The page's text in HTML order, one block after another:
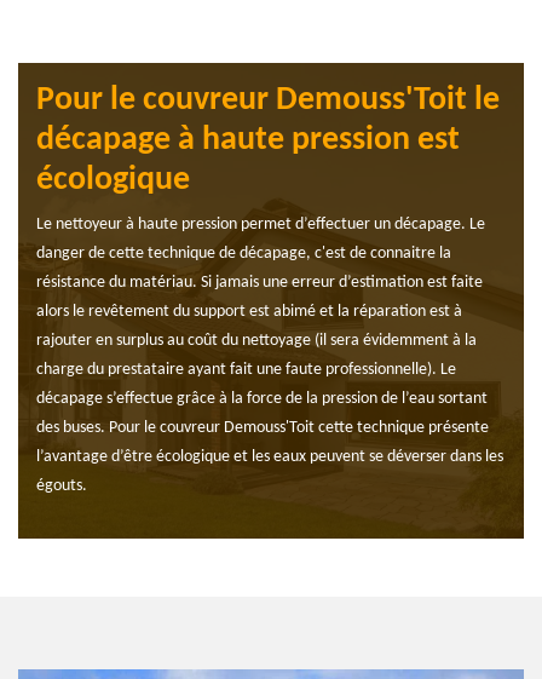
Pour le couvreur Demouss'Toit le
décapage à haute pression est
écologique
Le nettoyeur à haute pression permet d’effectuer un décapage. Le
danger de cette technique de décapage, c'est de connaitre la
résistance du matériau. Si jamais une erreur d’estimation est faite
alors le revêtement du support est abimé et la réparation est à
rajouter en surplus au coût du nettoyage (il sera évidemment à la
charge du prestataire ayant fait une faute professionnelle). Le
décapage s’effectue grâce à la force de la pression de l’eau sortant
des buses. Pour le couvreur Demouss'Toit cette technique présente
l’avantage d’être écologique et les eaux peuvent se déverser dans les
égouts.